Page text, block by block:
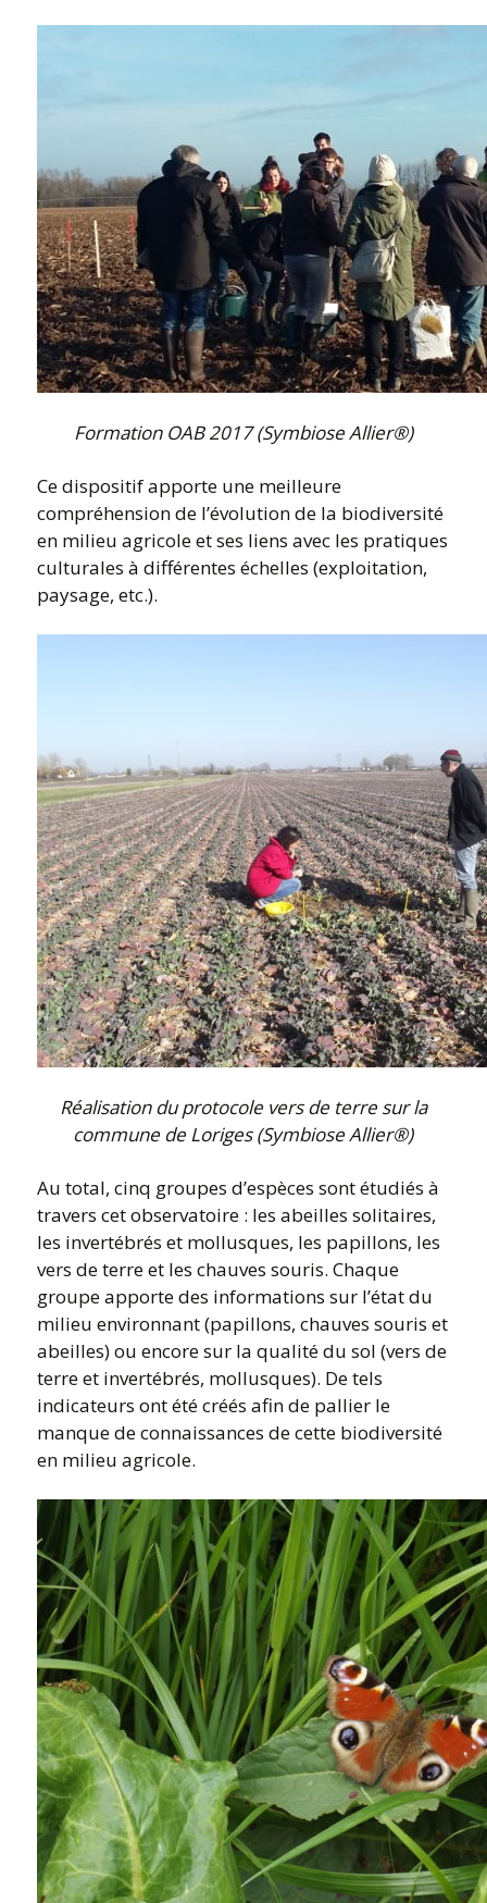
Formation OAB 2017 (Symbiose Allier®)
Ce dispositif apporte une meilleure
compréhension de l’évolution de la biodiversité
en milieu agricole et ses liens avec les pratiques
culturales à différentes échelles (exploitation,
paysage, etc.).
Réalisation du protocole vers de terre sur la
commune de Loriges (Symbiose Allier®)
Au total, cinq groupes d’espèces sont étudiés à
travers cet observatoire : les abeilles solitaires,
les invertébrés et mollusques, les papillons, les
vers de terre et les chauves souris. Chaque
groupe apporte des informations sur l’état du
milieu environnant (papillons, chauves souris et
abeilles) ou encore sur la qualité du sol (vers de
terre et invertébrés, mollusques). De tels
indicateurs ont été créés afin de pallier le
manque de connaissances de cette biodiversité
en milieu agricole.